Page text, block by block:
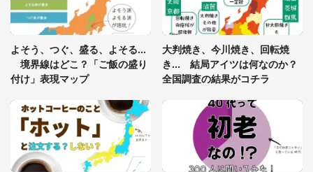
「閉所恐怖症の私は新幹線で大パニック。隣席の青
年に『手を繋いで』とお願いしたら...」 体験談に
8万人感動
7万人驚がく 「お菓子売り場ならまだしも...」「ハ
ードル高い」
あまりにも四角すぎる猫、激写される 「これもう
よそう、つぐ、盛る、よそる...
境界線はどこ？「ご飯の盛り
付け」表現マップ
大判焼き、今川焼き、回転焼
き... 結局アイツは何なのか？
全国調査の結果がコチラ